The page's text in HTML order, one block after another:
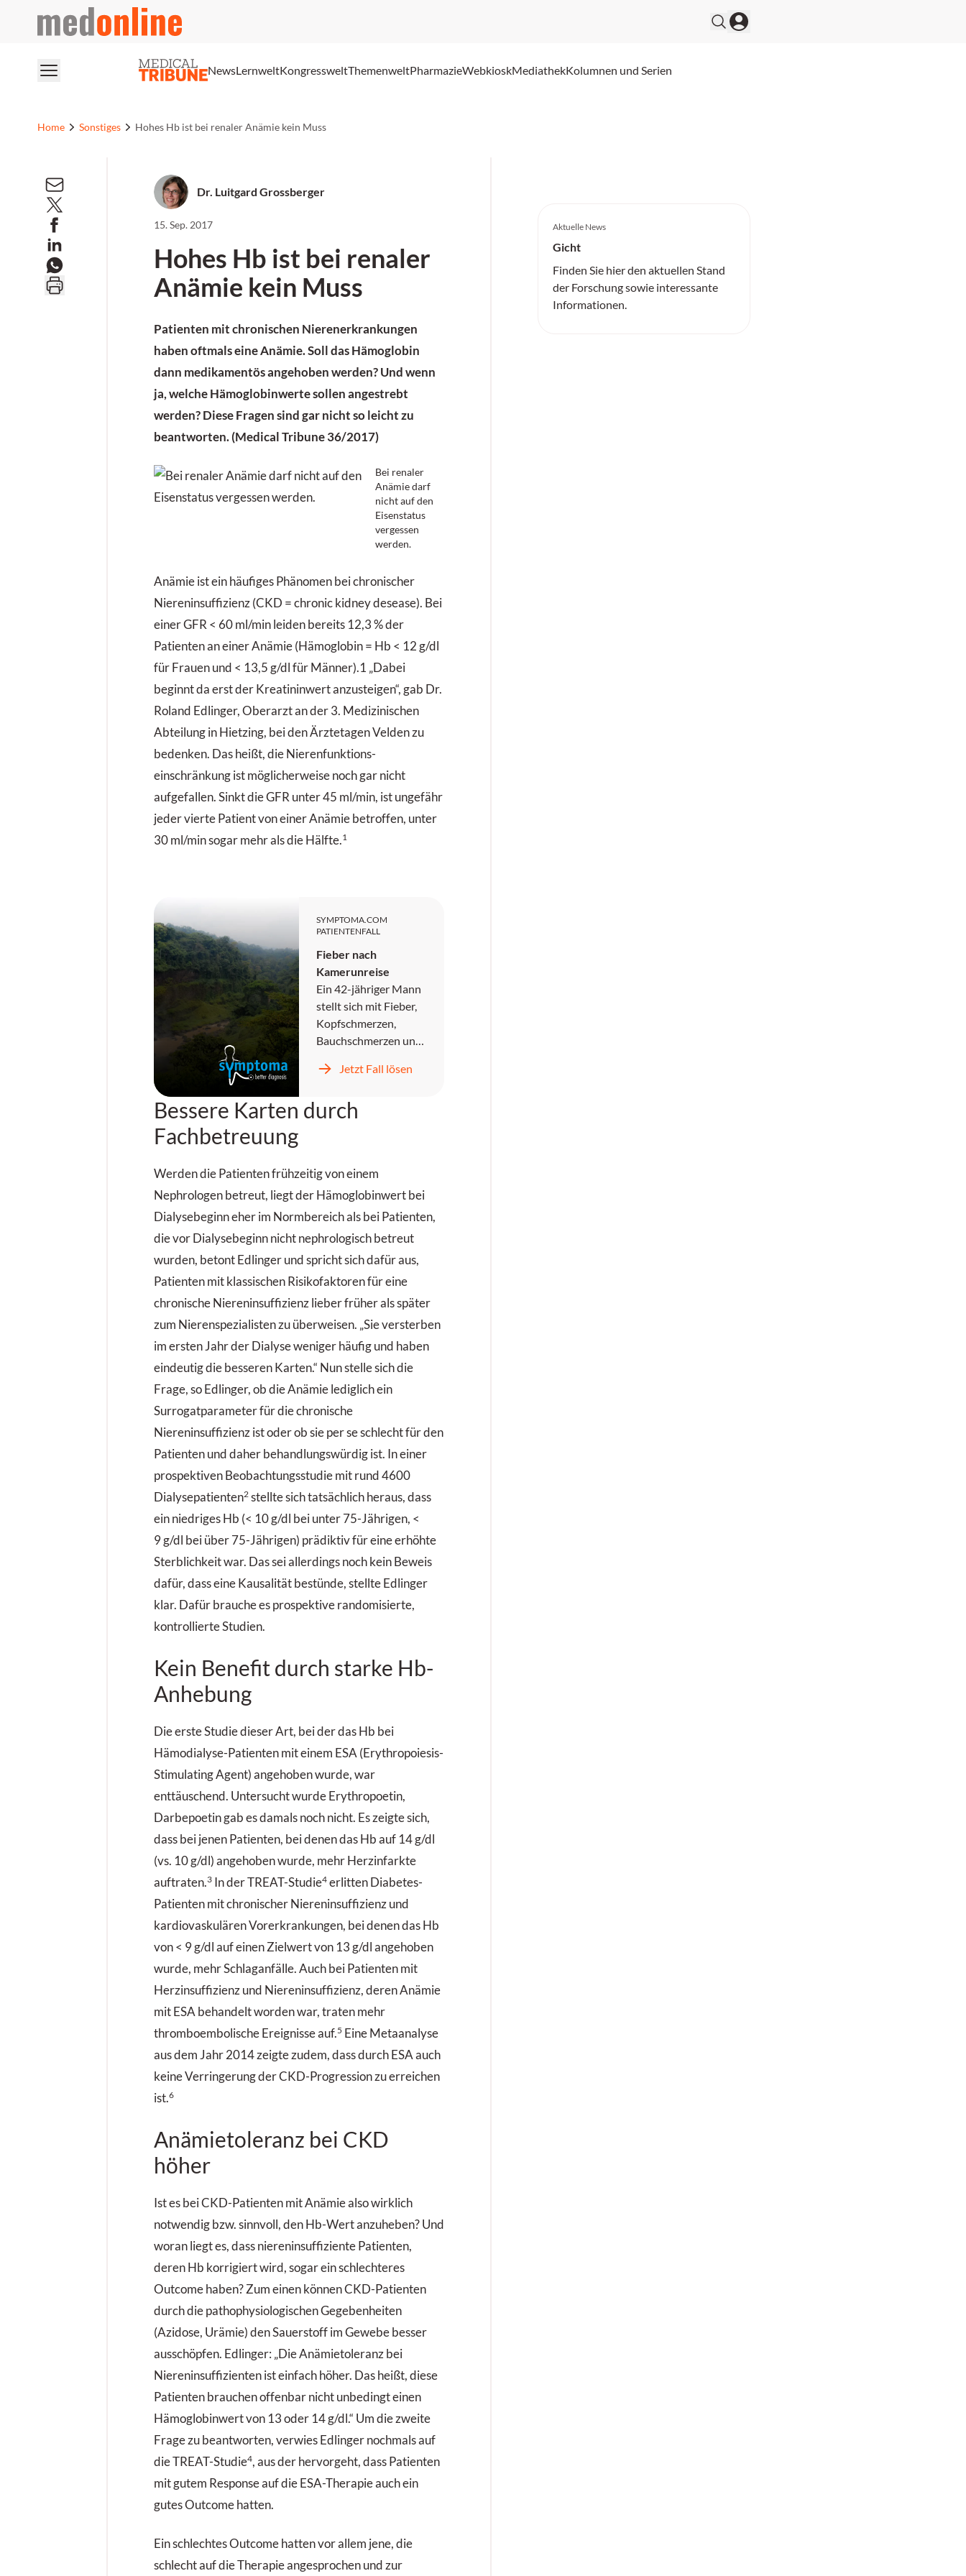
medonline
NewsLernweltKongressweltThemenweltPharmazieWebkioskMediathekKolumnen und Serien
Home Sonstiges Hohes Hb ist bei renaler Anämie kein Muss
Dr. Luitgard Grossberger
15. Sep. 2017
Hohes Hb ist bei renaler
Anämie kein Muss
Patienten mit chronischen Nierenerkrankungen
haben oftmals eine Anämie. Soll das Hämoglobin
dann medikamentös ­angehoben werden? Und wenn
ja, welche Hämoglobinwerte sollen angestrebt
werden? Diese Fragen sind gar nicht so leicht zu
beantworten. (Medical Tribune 36/2017)
Bei renaler
Anämie darf
nicht auf den
Eisenstatus
vergessen
werden.
Anämie ist ein häufiges Phänomen bei chronischer
Niereninsuffizienz (CKD = chronic kidney desease). Bei
einer GFR < 60 ml/min leiden bereits 12,3 % der
Patienten an einer Anämie (Hämoglobin = Hb < 12 g/dl
für Frauen und < 13,5 g/dl für Männer).1 „Dabei
beginnt da erst der Kreatininwert anzusteigen“, gab Dr.
Roland Edlinger, Oberarzt an der 3. Medizinischen
Abteilung in Hietzing, bei den Ärztetagen Velden zu
bedenken. Das heißt, die Nierenfunktions­
einschränkung ist möglicherweise noch gar nicht
aufgefallen. Sinkt die GFR unter 45 ml/min, ist ungefähr
jeder vierte Patient von einer Anämie betroffen, unter
30 ml/min sogar mehr als die Hälfte.1
SYMPTOMA.COM
PATIENTENFALL
Fieber nach
Kamerunreise
Ein 42-jähriger Mann
stellt sich mit Fieber,
Kopfschmerzen,
Bauchschmerzen und
Notaufnahme vor. Er
behandelt und
unstillbarem
Erbrechen,
Kopfschmerzen und
progredientem Fieber
zurück.
Jetzt Fall lösen
Bessere Karten durch
Fachbetreuung
Werden die Patienten frühzeitig von einem
Nephrologen betreut, liegt der Hämoglobinwert bei
Dialysebeginn eher im Normbereich als bei Patienten,
die vor Dialysebeginn nicht nephrologisch betreut
wurden, betont Edlinger und spricht sich dafür aus,
Patienten mit klassischen Risikofaktoren für eine
chronische Niereninsuffizienz lieber früher als später
zum Nierenspezialisten zu überweisen. „Sie versterben
im ersten Jahr der Dialyse weniger häufig und haben
eindeutig die besseren Karten.“ Nun stelle sich die
Frage, so Edlinger, ob die Anämie lediglich ein
Surrogatparameter für die chronische
Niereninsuffizienz ist oder ob sie per se schlecht für den
Patienten und daher behandlungswürdig ist. In einer
prospektiven Beobachtungsstudie mit rund 4600
Dialysepatienten2 stellte sich tatsächlich heraus, dass
ein niedriges Hb (< 10 g/dl bei unter 75-Jährigen, <
9 g/dl bei über 75-Jährigen) prädiktiv für eine erhöhte
Sterblichkeit war. Das sei allerdings noch kein Beweis
dafür, dass eine Kausalität bestünde, stellte Edlinger
klar. Dafür brauche es prospektive randomisierte,
kontrollierte Studien.
Kein Benefit durch starke Hb-
Anhebung
Die erste Studie dieser Art, bei der das Hb bei
Hämodialyse-Patienten mit einem ESA (Erythropoiesis-
Stimulating Agent) angehoben wurde, war
enttäuschend. Untersucht wurde Erythropoetin,
Darbepoetin gab es damals noch nicht. Es zeigte sich,
dass bei jenen Patienten, bei denen das Hb auf 14 g/dl
(vs. 10 g/dl) angehoben wurde, mehr Herzinfarkte
auftraten.3 In der TREAT-Studie4 erlitten Diabetes-
Patienten mit chronischer Niereninsuffizienz und
kardiovaskulären Vorerkrankungen, bei denen das Hb
von < 9 g/dl auf einen Zielwert von 13 g/dl angehoben
wurde, mehr Schlaganfälle. Auch bei Patienten mit
Herzinsuffizienz und Niereninsuffizienz, deren Anämie
mit ESA behandelt worden war, traten mehr
thromboembolische Ereignisse auf.5 Eine Metaanalyse
aus dem Jahr 2014 zeigte zudem, dass durch ESA auch
keine Verringerung der CKD-Progression zu erreichen
ist.6
Anämietoleranz bei CKD
höher
Ist es bei CKD-Patienten mit Anämie also wirklich
notwendig bzw. sinnvoll, den Hb-Wert anzuheben? Und
woran liegt es, dass niereninsuffiziente Patienten,
deren Hb korrigiert wird, sogar ein schlechteres
Outcome haben? Zum einen können CKD-Patienten
durch die pathophysiologischen Gegebenheiten
(Azidose, Urämie) den Sauerstoff im Gewebe besser
ausschöpfen. Edlinger: „Die Anämietoleranz bei
Niereninsuffizienten ist einfach höher. Das heißt, diese
Patienten brauchen offenbar nicht unbedingt einen
Hämoglobinwert von 13 oder 14 g/dl.“ Um die zweite
Frage zu beantworten, verwies Edlinger nochmals auf
die TREAT-Studie4, aus der hervorgeht, dass Patienten
mit gutem Response auf die ESA-Therapie auch ein
gutes Outcome hatten.
Ein schlechtes Outcome hatten vor allem jene, die
schlecht auf die Therapie angesprochen und zur
Aktuelle News
Gicht
Finden Sie hier den aktuellen Stand
der Forschung sowie interessante
Informationen.